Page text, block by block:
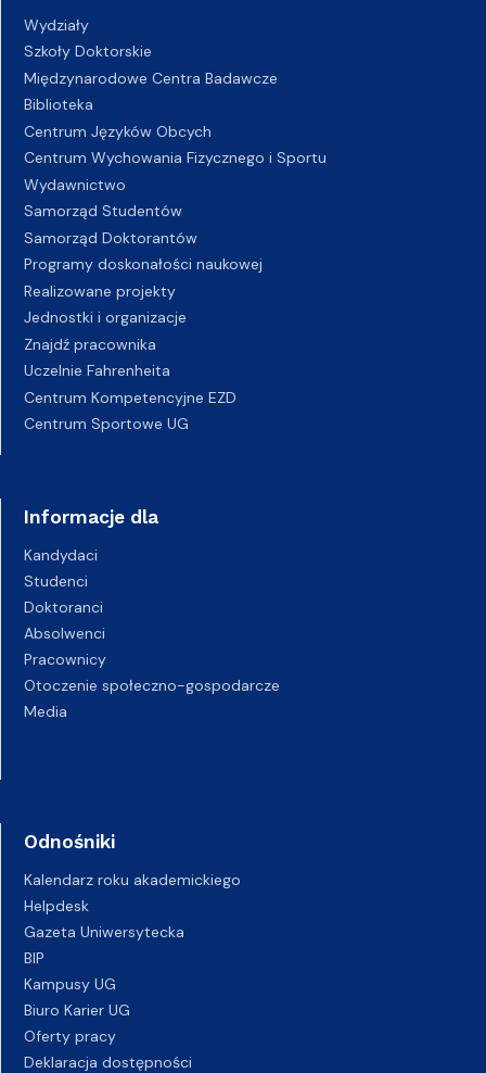
Wydziały
Szkoły Doktorskie
Międzynarodowe Centra Badawcze
Biblioteka
Centrum Języków Obcych
Centrum Wychowania Fizycznego i Sportu
Wydawnictwo
Samorząd Studentów
Samorząd Doktorantów
Programy doskonałości naukowej
Realizowane projekty
Jednostki i organizacje
Znajdź pracownika
Uczelnie Fahrenheita
Centrum Kompetencyjne EZD
Centrum Sportowe UG
Informacje dla
Kandydaci
Studenci
Doktoranci
Absolwenci
Pracownicy
Otoczenie społeczno-gospodarcze
Media
Odnośniki
Kalendarz roku akademickiego
Helpdesk
Gazeta Uniwersytecka
BIP
Kampusy UG
Biuro Karier UG
Oferty pracy
Deklaracja dostępności